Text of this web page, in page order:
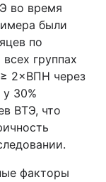
во время
были
по
группах
2×ВПН через
30%
ВТЭ, что
факторы